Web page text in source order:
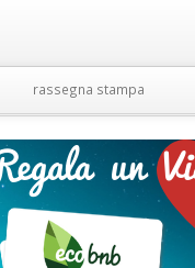
rassegna stampa